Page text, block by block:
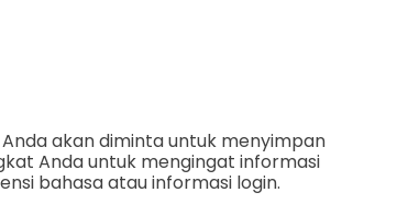
akan diminta untuk menyimpan
Anda untuk mengingat informasi
bahasa atau informasi login.